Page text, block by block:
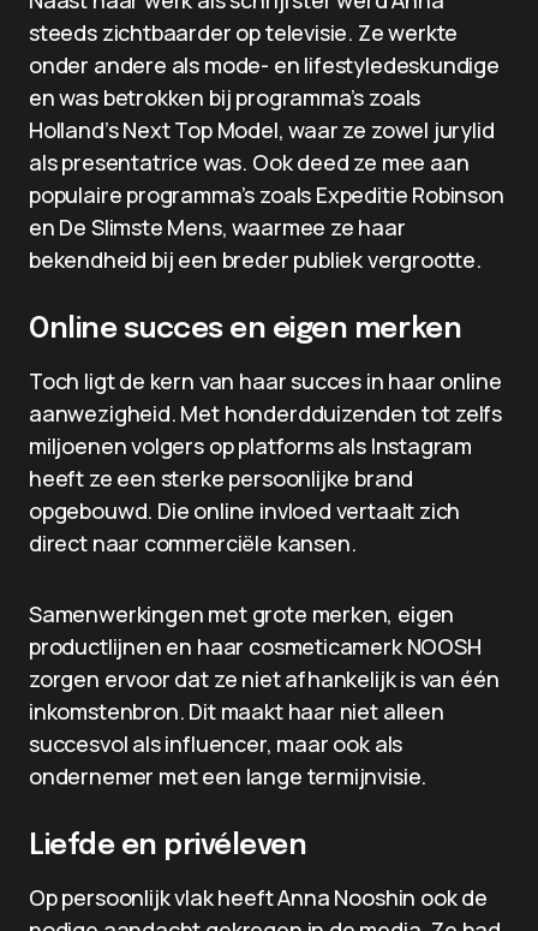
steeds zichtbaarder op televisie. Ze werkte
onder andere als mode- en lifestyledeskundige
en was betrokken bij programma’s zoals
Holland’s Next Top Model, waar ze zowel jurylid
als presentatrice was. Ook deed ze mee aan
populaire programma’s zoals Expeditie Robinson
en De Slimste Mens, waarmee ze haar
bekendheid bij een breder publiek vergrootte.
Online succes en eigen merken
Toch ligt de kern van haar succes in haar online
aanwezigheid. Met honderdduizenden tot zelfs
miljoenen volgers op platforms als Instagram
heeft ze een sterke persoonlijke brand
opgebouwd. Die online invloed vertaalt zich
direct naar commerciële kansen.
Samenwerkingen met grote merken, eigen
productlijnen en haar cosmeticamerk NOOSH
zorgen ervoor dat ze niet afhankelijk is van één
inkomstenbron. Dit maakt haar niet alleen
succesvol als influencer, maar ook als
ondernemer met een lange termijnvisie.
Liefde en privéleven
Op persoonlijk vlak heeft Anna Nooshin ook de